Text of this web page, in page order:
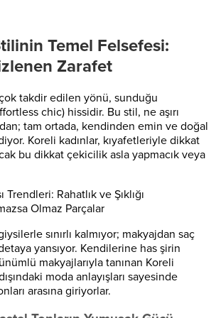
Temel Felsefesi:
Zarafet
çok takdir edilen yönü, sunduğu
chic) hissidir. Bu stil, ne aşırı
tam ortada, kendinden emin ve doğal
Koreli kadınlar, kıyafetleriyle dikkat
bu dikkat çekicilik asla yapmacık veya
sınırlı kalmıyor; makyajdan saç
yansıyor. Kendilerine has şirin
makyajlarıyla tanınan Koreli
dışındaki moda anlayışları sayesinde
arasına giriyorlar.